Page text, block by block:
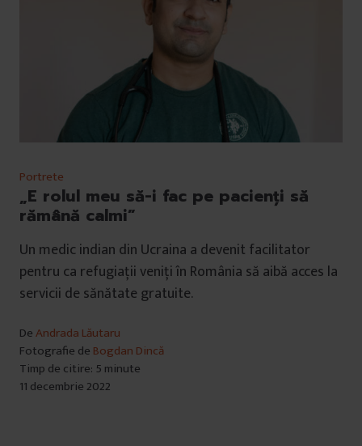
Portrete
„E rolul meu să-i fac pe pacienți să
rămână calmi”
Un medic indian din Ucraina a devenit facilitator
pentru ca refugiații veniți în România să aibă acces la
servicii de sănătate gratuite.
DeAndrada Lăutaru
Fotografie de Bogdan Dincă
Timp de citire: 5 minute
11 decembrie 2022